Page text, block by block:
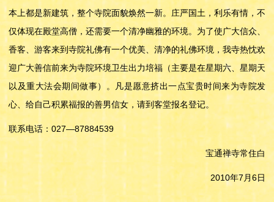
本上都是新建筑，整个寺院面貌焕然一新。庄严国土，利乐有情，不
仅体现在殿堂高僧，还需要一个清净幽雅的环境。为了使广大信众、
香客、游客来到寺院礼佛有一个优美、清净的礼佛环境，我寺热忱欢
迎广大善信前来为寺院环境卫生出力培福（主要是在星期六、星期天
以及重大法会期间做事）。凡是愿意挤出一点宝贵时间来为寺院发
心、给自己积累福报的善男信女，请到客堂报名登记。
联系电话：027—87884539
宝通禅寺常住白
2010年7月6日